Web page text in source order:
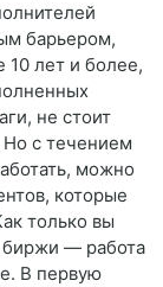
барьером,
10 лет и более,
не стоит
Но с течением
можно
которые
только вы
биржи — работа
В первую